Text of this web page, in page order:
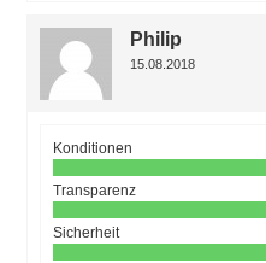
Philip
15.08.2018
Konditionen
Transparenz
Sicherheit